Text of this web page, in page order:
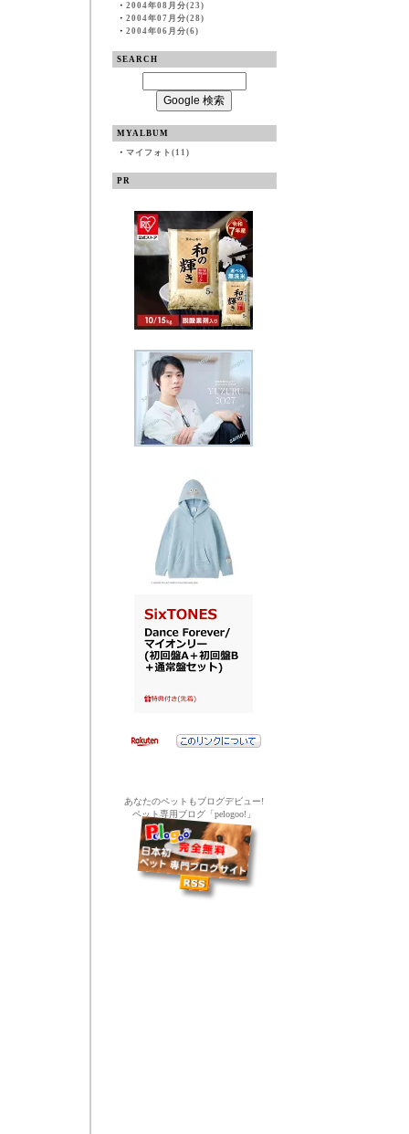
・ 2004年08月分(23)
・ 2004年07月分(28)
・ 2004年06月分(6)
SEARCH
MYALBUM
・ マイフォト(11)
PR
あなたのペットもブログデビュー!
ペット専用ブログ「pelogoo!」